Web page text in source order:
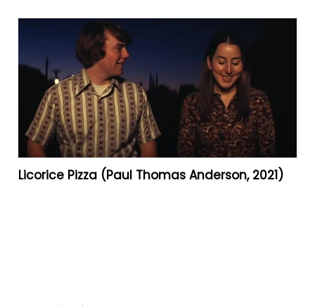
Licorice Pizza (Paul Thomas Anderson, 2021)